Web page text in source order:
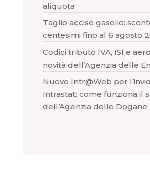
aliquota
Taglio accise gasolio:
centesimi fino al 6 agosto
Codici tributo IVA, ISI e
novità dell’Agenzia delle
Nuovo Intr@Web per
Intrastat: come funziona il
dell’Agenzia delle Dogane